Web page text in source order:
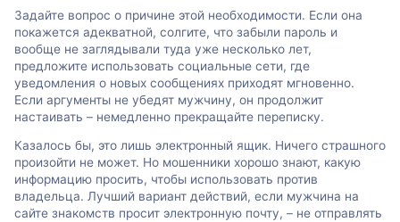
Задайте вопрос о причине этой необходимости. Если она
покажется адекватной, солгите, что забыли пароль и
вообще не заглядывали туда уже несколько лет,
предложите использовать социальные сети, где
уведомления о новых сообщениях приходят мгновенно.
Если аргументы не убедят мужчину, он продолжит
настаивать – немедленно прекращайте переписку.
Казалось бы, это лишь электронный ящик. Ничего страшного
произойти не может. Но мошенники хорошо знают, какую
информацию просить, чтобы использовать против
владельца. Лучший вариант действий, если мужчина на
сайте знакомств просит электронную почту, – не отправлять